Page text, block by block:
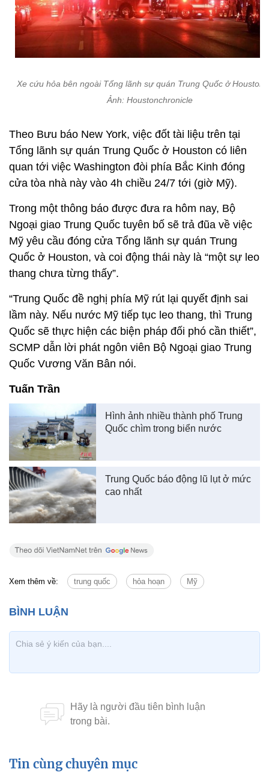
Xe cứu hỏa bên ngoài Tổng lãnh sự quán Trung Quốc ở Houston,
Ảnh: Houstonchronicle
Theo Bưu báo New York, việc đốt tài liệu trên tại
Tổng lãnh sự quán Trung Quốc ở Houston có liên
quan tới việc Washington đòi phía Bắc Kinh đóng
cửa tòa nhà này vào 4h chiều 24/7 tới (giờ Mỹ).
Trong một thông báo được đưa ra hôm nay, Bộ
Ngoại giao Trung Quốc tuyên bố sẽ trả đũa về việc
Mỹ yêu cầu đóng cửa Tổng lãnh sự quán Trung
Quốc ở Houston, và coi động thái này là “một sự leo
thang chưa từng thấy”.
“Trung Quốc đề nghị phía Mỹ rút lại quyết định sai
lầm này. Nếu nước Mỹ tiếp tục leo thang, thì Trung
Quốc sẽ thực hiện các biện pháp đối phó cần thiết”,
SCMP dẫn lời phát ngôn viên Bộ Ngoại giao Trung
Quốc Vương Văn Bân nói.
Tuấn Trần
Hình ảnh nhiều thành phố Trung
Quốc chìm trong biển nước
Trung Quốc báo động lũ lụt ở mức
cao nhất
Xem thêm về: trung quốc hỏa hoạn Mỹ
Tin cùng chuyên mục